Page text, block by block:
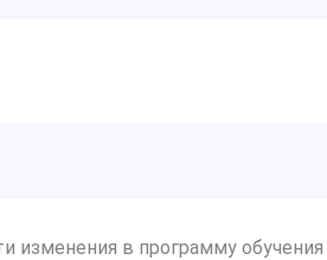
в программу